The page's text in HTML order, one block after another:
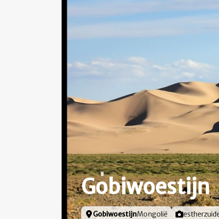
Gobiwoestijn
Locatie
GobiwoestijnMongolië Foto door